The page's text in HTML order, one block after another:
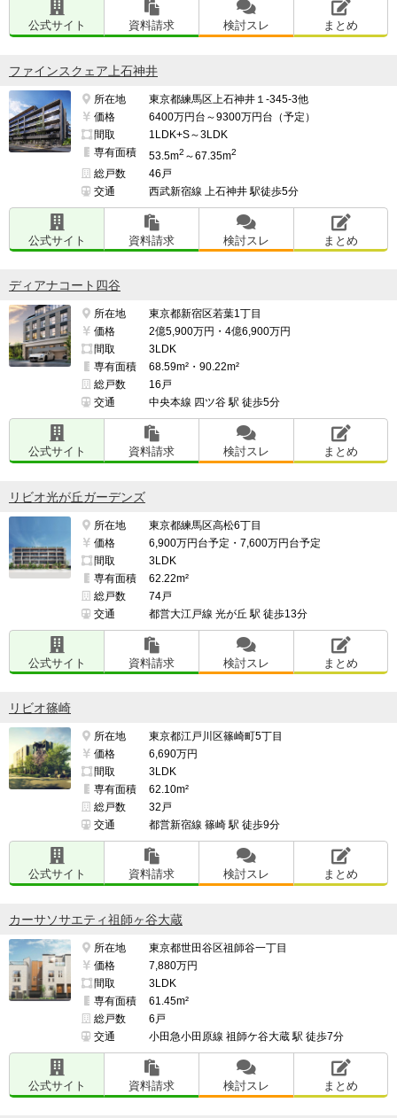
公式サイト 資料請求 検討スレ まとめ
ファインスクェア上石神井
所在地
東京都練馬区上石神井１-345-3他
価格
6400万円台～9300万円台（予定）
間取
1LDK+S～3LDK
専有面積
53.5m2 ～67.35m2
総戸数
46戸
交通
西武新宿線 上石神井 駅徒歩5分
公式サイト 資料請求 検討スレ まとめ
ディアナコート四谷
所在地
東京都新宿区若葉1丁目
価格
2億5,900万円・4億6,900万円
間取
3LDK
専有面積
68.59m²・90.22m²
総戸数
16戸
交通
中央本線 四ツ谷 駅 徒歩5分
公式サイト 資料請求 検討スレ まとめ
リビオ光が丘ガーデンズ
所在地
東京都練馬区高松6丁目
価格
6,900万円台予定・7,600万円台予定
間取
3LDK
専有面積
62.22m²
総戸数
74戸
交通
都営大江戸線 光が丘 駅 徒歩13分
公式サイト 資料請求 検討スレ まとめ
リビオ篠崎
所在地
東京都江戸川区篠崎町5丁目
価格
6,690万円
間取
3LDK
専有面積
62.10m²
総戸数
32戸
交通
都営新宿線 篠崎 駅 徒歩9分
公式サイト 資料請求 検討スレ まとめ
カーサソサエティ祖師ヶ谷大蔵
所在地
東京都世田谷区祖師谷一丁目
価格
7,880万円
間取
3LDK
専有面積
61.45m²
総戸数
6戸
交通
小田急小田原線 祖師ケ谷大蔵 駅 徒歩7分
公式サイト 資料請求 検討スレ まとめ